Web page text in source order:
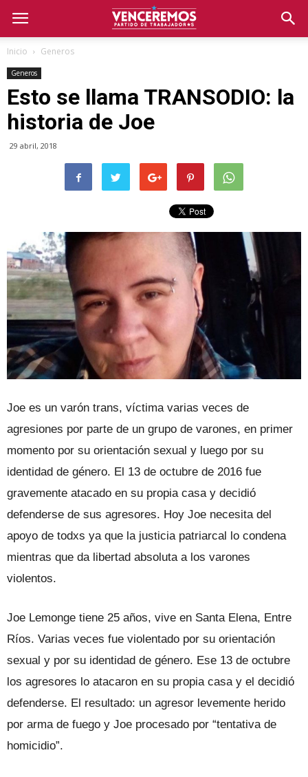
Inicio Generos
Generos
Esto se llama TRANSODIO: la
historia de Joe
29 abril, 2018
Joe es un varón trans, víctima varias veces de
agresiones por parte de un grupo de varones, en primer
momento por su orientación sexual y luego por su
identidad de género. El 13 de octubre de 2016 fue
gravemente atacado en su propia casa y decidió
defenderse de sus agresores. Hoy Joe necesita del
apoyo de todxs ya que la justicia patriarcal lo condena
mientras que da libertad absoluta a los varones
violentos.
Joe Lemonge tiene 25 años, vive en Santa Elena, Entre
Ríos. Varias veces fue violentado por su orientación
sexual y por su identidad de género. Ese 13 de octubre
los agresores lo atacaron en su propia casa y el decidió
defenderse. El resultado: un agresor levemente herido
por arma de fuego y Joe procesado por “tentativa de
homicidio”.